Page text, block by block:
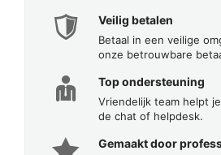
Veilig betalen
Betaal in een veilige
onze betrouwbare
Top ondersteuning
Vriendelijk team helpt
de chat of helpdesk.
Gemaakt door